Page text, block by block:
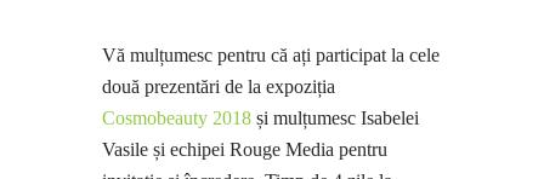
Vă mulțumesc pentru că ați participat la cele
două prezentări de la expoziția
Cosmobeauty 2018 și mulțumesc Isabelei
Vasile și echipei Rouge Media pentru